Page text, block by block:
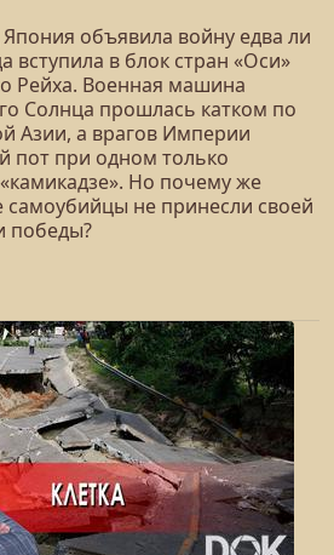
объявила войну едва ли
вступила в блок стран «Оси»
Рейха. Военная машина
Солнца прошлась катком по
Азии, а врагов Империи
пот при одном только
Но почему же
самоубийцы не принесли своей
победы?